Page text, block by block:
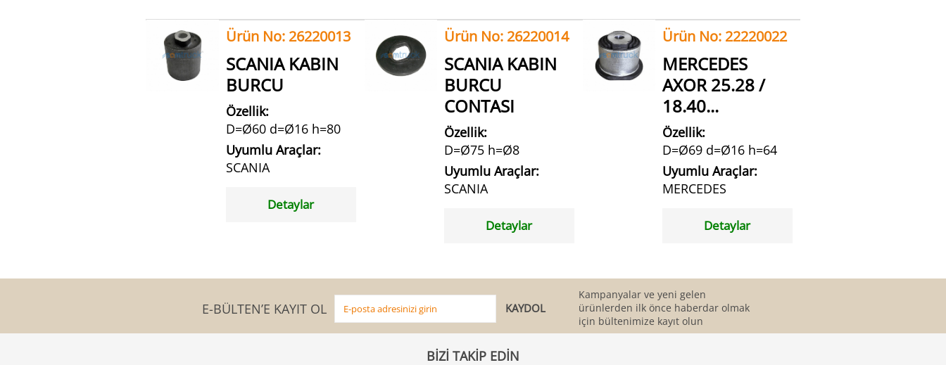
Ürün No: 26220013
SCANIA KABIN
BURCU
Özellik:
D=Ø60 d=Ø16 h=80
Uyumlu Araçlar:
SCANIA
Detaylar
Ürün No: 26220014
SCANIA KABIN
BURCU
CONTASI
Özellik:
D=Ø75 h=Ø8
Uyumlu Araçlar:
SCANIA
Detaylar
Ürün No: 22220022
MERCEDES
AXOR 25.28 /
18.40...
Özellik:
D=Ø69 d=Ø16 h=64
Uyumlu Araçlar:
MERCEDES
Detaylar
E-BÜLTEN’E KAYIT OL
Kampanyalar ve yeni gelen
ürünlerden ilk önce haberdar olmak
için bültenimize kayıt olun
BİZİ TAKİP EDİN